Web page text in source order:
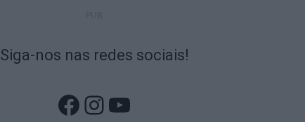
Siga-nos nas redes sociais!
Facebook
Instagram
YouTube